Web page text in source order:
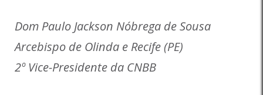
Dom Paulo Jackson Nóbrega de Sousa
Arcebispo de Olinda e Recife (PE)
2º Vice-Presidente da CNBB